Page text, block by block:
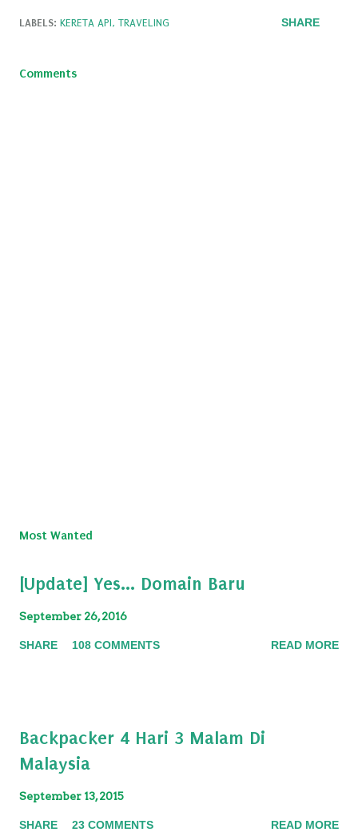
LABELS: KERETA API TRAVELING SHARE
Comments
Most Wanted
[Update] Yes... Domain Baru
September 26, 2016
SHARE 108 COMMENTS READ MORE
Backpacker 4 Hari 3 Malam Di
Malaysia
September 13, 2015
SHARE 23 COMMENTS READ MORE